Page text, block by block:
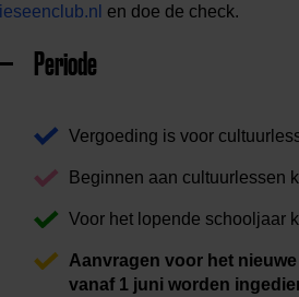
en doe de check.
Periode
Vergoeding is voor
Beginnen aan cultuurlessen
Voor het lopende schooljaar
Aanvragen voor het
vanaf 1 juni worden